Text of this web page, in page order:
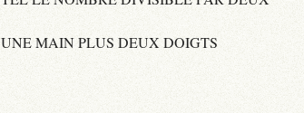
UNE MAIN PLUS DEUX DOIGTS